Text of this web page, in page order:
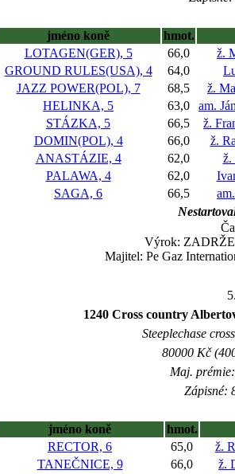
jméno koně
hmot.
LOTAGEN(GER), 5 66,0
ž.
GROUND RULES(USA), 4 64,0
JAZZ POWER(POL), 7 68,5
ž.
HELINKA, 5 63,0
am.
STÁZKA, 5 66,5
ž.
DOMIN(POL), 4 66,0
ž.
ANASTÁZIE, 4 62,0
ž.
PALAWA, 4 62,0
SAGA, 6 66,5
Výrok:
Majitel: Pe Gaz
1240 Cross country
Steeplechase
80000 Kč
Maj.
Zápisné:
jméno koně
hmot.
RECTOR, 6 65,0
ž.
TANEČNICE, 9 66,0
ž.